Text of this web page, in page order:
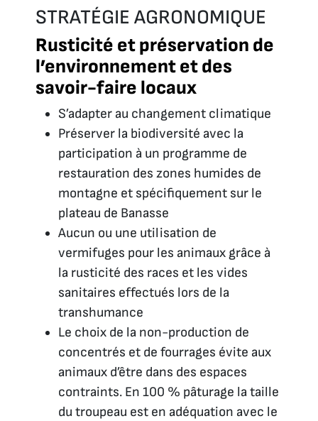
STRATÉGIE AGRONOMIQUE
Rusticité et préservation de
l’environnement et des
savoir-faire locaux
S’adapter au changement climatique
Préserver la biodiversité avec la
participation à un programme de
restauration des zones humides de
montagne et spécifiquement sur le
plateau de Banasse
Aucun ou une utilisation de
vermifuges pour les animaux grâce à
la rusticité des races et les vides
sanitaires effectués lors de la
transhumance
Le choix de la non-production de
concentrés et de fourrages évite aux
animaux d’être dans des espaces
contraints. En 100 % pâturage la taille
du troupeau est en adéquation avec le